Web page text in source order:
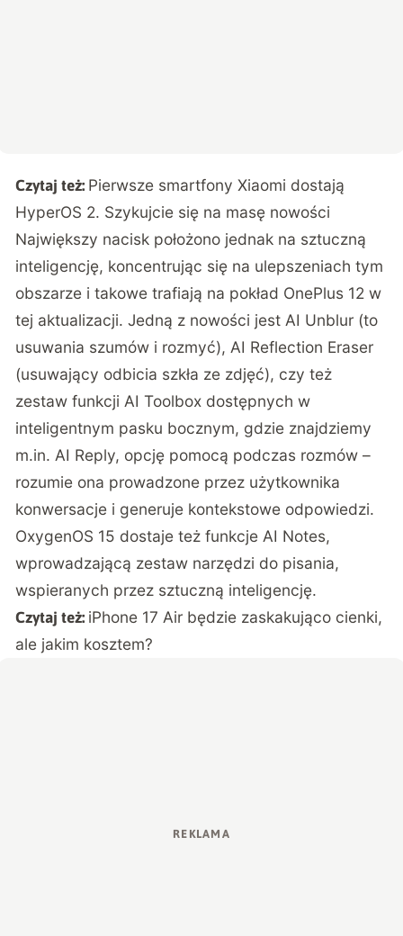
Czytaj też: Pierwsze smartfony Xiaomi dostają
HyperOS 2. Szykujcie się na masę nowości
Największy nacisk położono jednak na sztuczną
inteligencję, koncentrując się na ulepszeniach tym
obszarze i takowe trafiają na pokład OnePlus 12 w
tej aktualizacji. Jedną z nowości jest AI Unblur (to
usuwania szumów i rozmyć), AI Reflection Eraser
(usuwający odbicia szkła ze zdjęć), czy też
zestaw funkcji AI Toolbox dostępnych w
inteligentnym pasku bocznym, gdzie znajdziemy
m.in. AI Reply, opcję pomocą podczas rozmów –
rozumie ona prowadzone przez użytkownika
konwersacje i generuje kontekstowe odpowiedzi.
OxygenOS 15 dostaje też funkcje AI Notes,
wprowadzającą zestaw narzędzi do pisania,
wspieranych przez sztuczną inteligencję.
Czytaj też: iPhone 17 Air będzie zaskakująco cienki,
ale jakim kosztem?